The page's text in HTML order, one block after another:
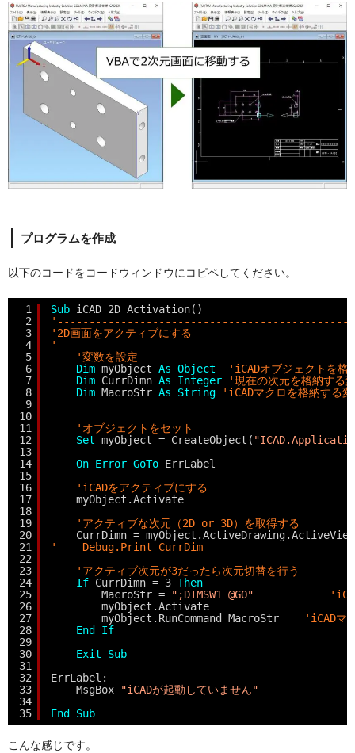
プログラムを作成
以下のコードをコードウィンドウにコピペしてください。
1
2
3
4
5
6
7
8
9
10
11
12
13
14
15
16
17
18
19
20
21
22
23
24
25
26
27
28
29
30
31
32
33
34
35
Sub iCAD_2D_Activation()
'2D画面をアクティブにする
'変数を設定
Dim myObject As Object
'iCADオブジェクトを格
Dim CurrDimn As Integer
'現在の次元を格納する
Dim MacroStr As String 'iCADマクロを格納する
'オブジェクトをセット
Set myObject = CreateObject(
On Error GoTo ErrLabel
'iCADをアクティブにする
myObject.Activate
'アクティブな次元（2D or 3D）を取得する
CurrDimn =
'    Debug.Print CurrDim
'アクティブ次元が3だったら次元切替を行う
If CurrDimn = 3 Then
MacroStr =
";DIMSW1 @GO"
myObject.RunCommand MacroStr
'iCADマ
End
If
Exit
Sub
ErrLabel:
MsgBox
"iCADが起動していません"
End
Sub
こんな感じです。